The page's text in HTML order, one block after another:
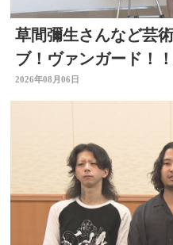
草間彌生さんなど芸
ブ！ヴァンガード！
大分県立美術館
2026年08月06日